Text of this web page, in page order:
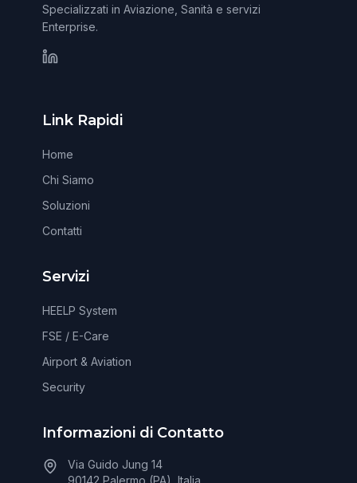
Specializzati in Aviazione, Sanità e servizi
Enterprise.
Link Rapidi
Home
Chi Siamo
Soluzioni
Contatti
Servizi
HEELP System
FSE / E-Care
Airport & Aviation
Security
Informazioni di Contatto
Via Guido Jung 14
90142 Palermo (PA), Italia